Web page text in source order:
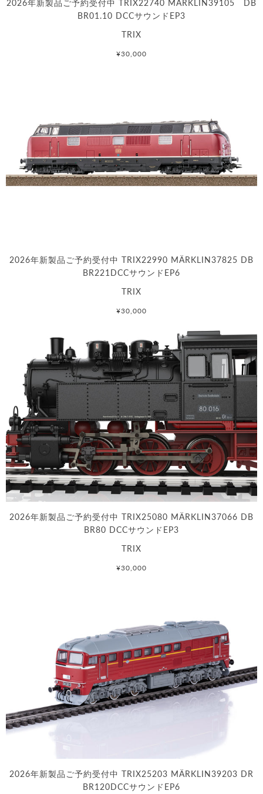
2026年新製品ご予約受付中 TRIX22740 MÄRKLIN39105 DB
BR01.10 DCCサウンドEP3
TRIX
¥30,000
2026年新製品ご予約受付中 TRIX22990 MÄRKLIN37825 DB
BR221DCCサウンドEP6
TRIX
¥30,000
2026年新製品ご予約受付中 TRIX25080 MÄRKLIN37066 DB
BR80 DCCサウンドEP3
TRIX
¥30,000
2026年新製品ご予約受付中 TRIX25203 MÄRKLIN39203 DR
BR120DCCサウンドEP6